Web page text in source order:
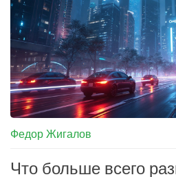
Федор Жигалов
Что больше всего